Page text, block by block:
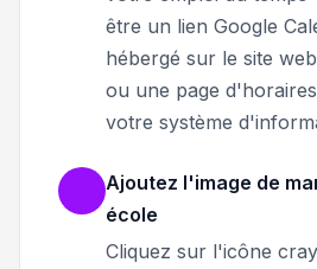
être un lien Google
hébergé sur le site
ou une page
votre système
Ajoutez l'image de
école
Cliquez sur l'icône